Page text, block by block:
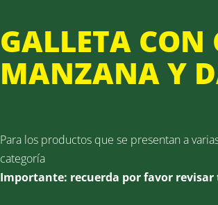
GALLETA
MANZANA Y
Para los productos que se presentan a
categoría
Importante: recuerda por favor